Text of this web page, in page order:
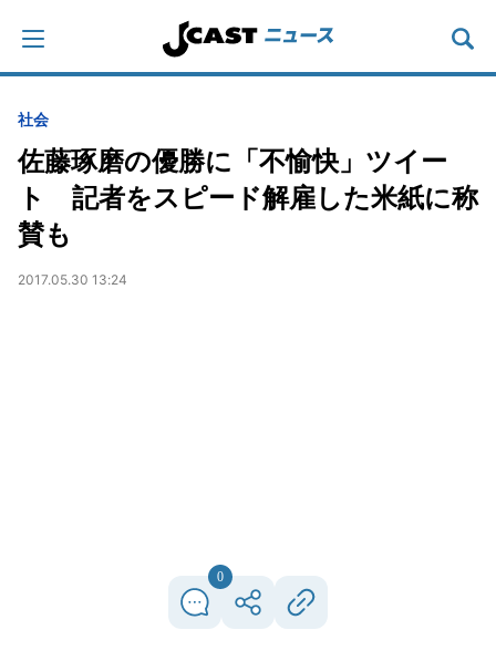
社会
佐藤琢磨の優勝に「不愉快」ツイー
ト 記者をスピード解雇した米紙に称
賛も
2017.05.30 13:24
0